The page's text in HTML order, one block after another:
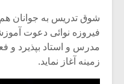
شوق تدریس به جوانان
فیروزه نوائی دعوت
مدرس و استاد بپذیرد و
زمینه آغاز نماید.